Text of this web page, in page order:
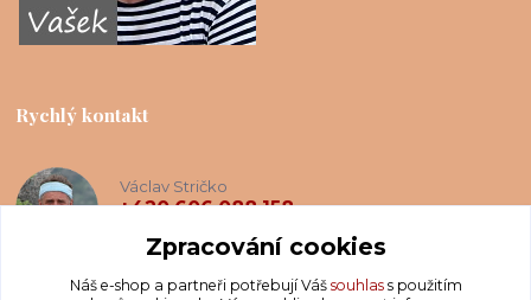
Rychlý kontakt
Václav Stričko
+420 606 088 158
info@krakatis.cz
Zpracování cookies
Náš e-shop a partneři potřebují Váš souhlass použitím